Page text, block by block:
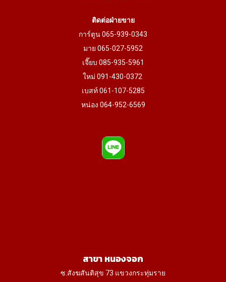
ติดต่อฝ่ายขาย
การ์ตูน 065-939-0343
มาย 065-027-5952
เจี๊ยบ 085-935-5961
ใหม่ 091-430-0372
เบสท์ 061-107-5285
หน่อง 064-952-6569
สาขา หนองจอก
ซ.สังฆสันติสุข 73 แขวงกระทุ่มราย